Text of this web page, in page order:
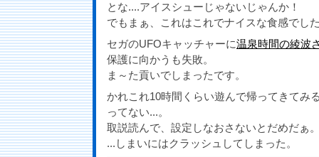
とな....アイスシューじゃないじゃんか！
でもまぁ、これはこれでナイスな食感でし
セガのUFOキャッチャーに温泉時間の綾波
保護に向かうも失敗。
ま～た貢いでしまったです。
かれこれ10時間くらい遊んで帰ってきてみ
ってない...。
取説読んで、設定しなおさないとだめだぁ
...しまいにはクラッシュしてしまった。